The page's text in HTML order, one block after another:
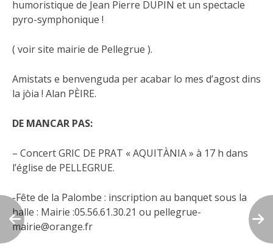
humoristique de Jean Pierre DUPIN et un spectacle
pyro-symphonique !
( voir site mairie de Pellegrue ).
Amistats e benvenguda per acabar lo mes d’agost dins
la jòia ! Alan PÈIRE.
DE MANCAR PAS:
– Concert GRIC DE PRAT « AQUITÀNIA » à 17 h dans
l’église de PELLEGRUE.
-Fête de la Palombe : inscription au banquet sous la
halle : Mairie :05.56.61.30.21 ou pellegrue-
mairie@orange.fr